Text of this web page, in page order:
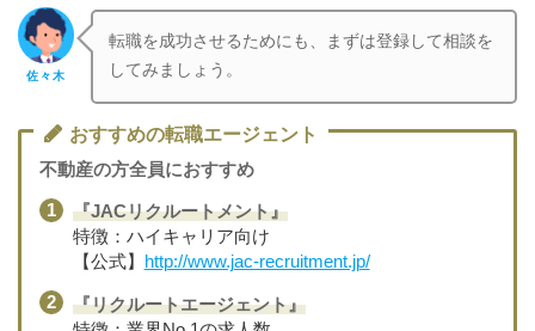
佐々木
転職を成功させるためにも、まずは登録して相談を
してみましょう。
おすすめの転職エージェント
不動産の方全員におすすめ
『JACリクルートメント』
特徴：ハイキャリア向け
【公式】
http://www.jac-recruitment.jp/
『リクルートエージェント』